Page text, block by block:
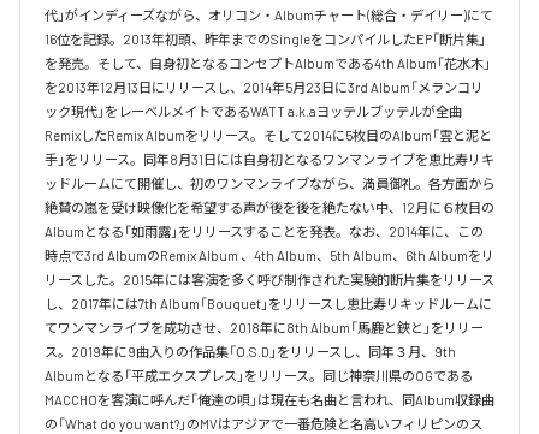
代」がインディーズながら、オリコン・Albumチャート(総合・デイリー)にて
16位を記録。2013年初頭、昨年までのSingleをコンパイルしたEP「断片集」
を発売。そして、自身初となるコンセプトAlbumである4th Album「花水木」
を2013年12月13日にリリースし、2014年5月23日に3rd Album「メランコリ
ック現代」をレーベルメイトであるWATT a.k.aヨッテルブッテルが全曲
RemixしたRemix Albumをリリース。そして2014に5枚目のAlbum「雲と泥と
手」をリリース。同年8月31日には自身初となるワンマンライブを恵比寿リキ
ッドルームにて開催し、初のワンマンライブながら、満員御礼。各方面から
絶賛の嵐を受け映像化を希望する声が後を後を絶たない中、12月に６枚目の
Albumとなる「如雨露」をリリースすることを発表。なお、2014年に、この
時点で3rd AlbumのRemix Album 、4th Album、5th Album、6th Albumをリ
リースした。2015年には客演を多く呼び制作された実験的断片集をリリース
し、2017年には7th Album「Bouquet」をリリースし恵比寿リキッドルームに
てワンマンライブを成功させ、2018年に8th Album「馬鹿と鋏と」をリリー
ス。2019年に9曲入りの作品集「O.S.D」をリリースし、同年３月、9th
Albumとなる「平成エクスプレス」をリリース。同じ神奈川県のOGである
MACCHOを客演に呼んだ「俺達の唄」は現在も名曲と言われ、同Album収録曲
の「What do you want?」のMVはアジアで一番危険と名高いフィリピンのス